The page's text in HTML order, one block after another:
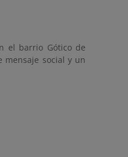
el barrio Gótico de
mensaje social y un